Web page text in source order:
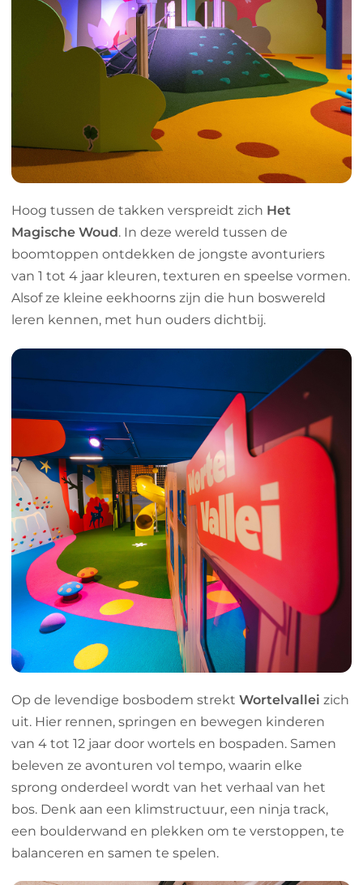
Hoog tussen de takken verspreidt zich Het
Magische Woud. In deze wereld tussen de
boomtoppen ontdekken de jongste avonturiers
van 1 tot 4 jaar kleuren, texturen en speelse vormen.
Alsof ze kleine eekhoorns zijn die hun boswereld
leren kennen, met hun ouders dichtbij.
Op de levendige bosbodem strektWortelvallei zich
uit. Hier rennen, springen en bewegen kinderen
van 4 tot 12 jaar door wortels en bospaden. Samen
beleven ze avonturen vol tempo, waarin elke
sprong onderdeel wordt van het verhaal van het
bos. Denk aan een klimstructuur, een ninja track,
een boulderwand en plekken om te verstoppen, te
balanceren en samen te spelen.